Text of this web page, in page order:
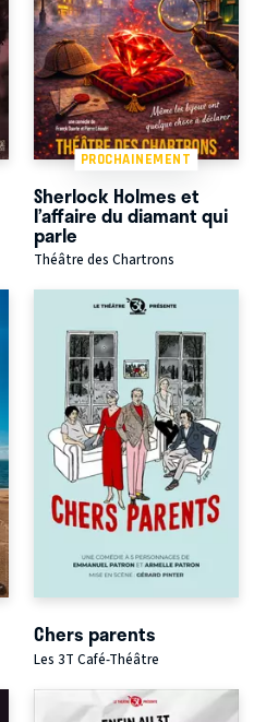
PROCHAINEMENT
Sherlock Holmes et
l’affaire du diamant qui
parle
Théâtre des Chartrons
Chers parents
Les 3T Café-Théâtre